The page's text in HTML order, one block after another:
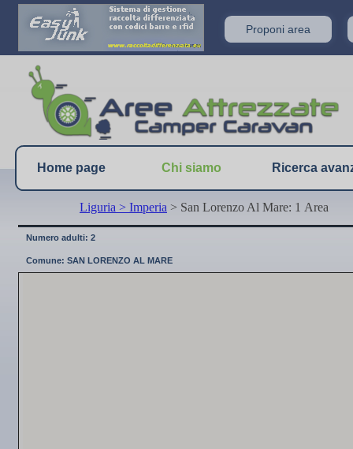
Home page Chi siamo Ricerca
Numero adulti: 2
Comune: SAN LORENZO AL MARE
Liguria > Imperia > San Lorenzo Al Mare: 1 Area
Proponi area